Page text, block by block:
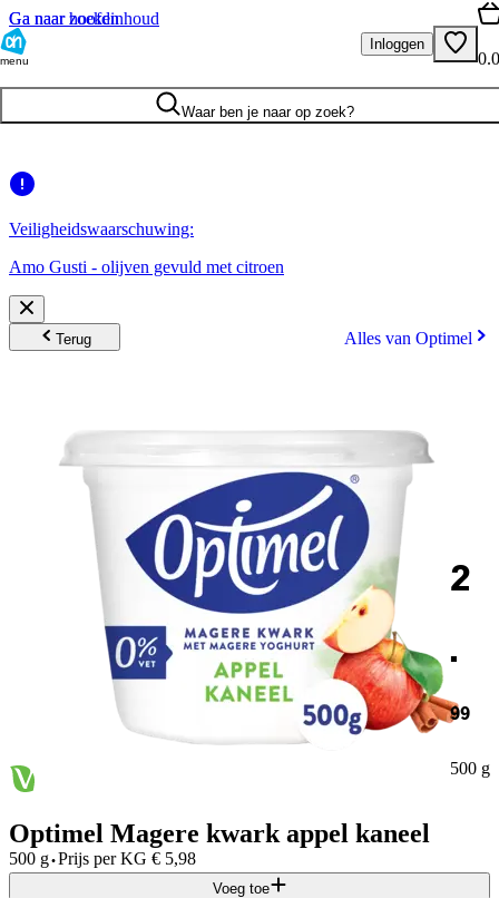
Ga naar hoofdinhoud
Ga naar zoeken
menu
Inloggen
Waar ben je naar op zoek?
Veiligheidswaarschuwing:
Amo Gusti - olijven gevuld met citroen
Terug Alles van Optimel
2
.
99
500 g
Optimel Magere kwark appel kaneel
500 g·Prijs per KG € 5,98
Voeg toe